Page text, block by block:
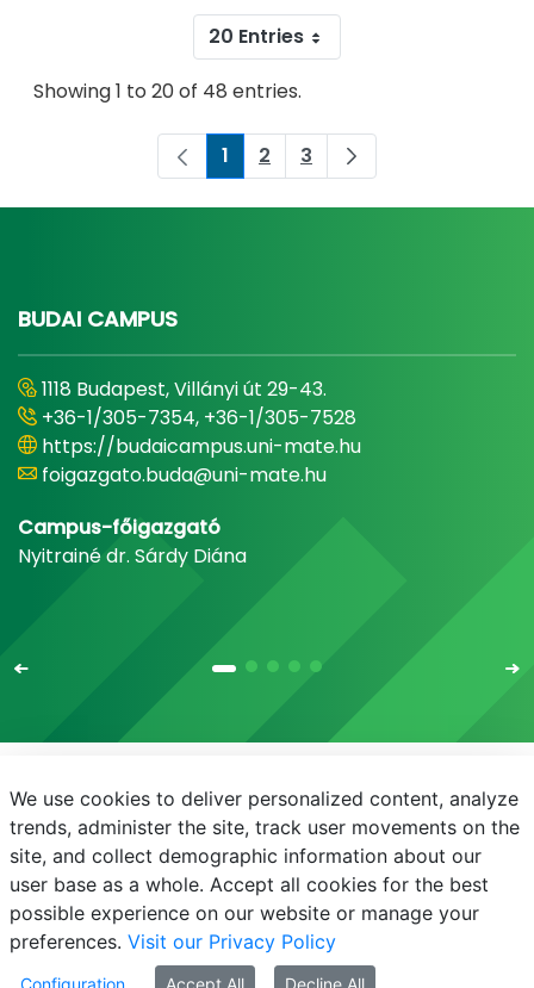
20 Entries
Showing 1 to 20 of 48 entries.
Page
1 Page
2 Page
3
BUDAI CAMPUS
1118 Budapest, Villányi út 29-43.
+36-1/305-7354, +36-1/305-7528
https://budaicampus.uni-mate.hu
foigazgato.buda@uni-mate.hu
Campus-főigazgató
Nyitrainé dr. Sárdy Diána
E-mail Telefonkönyv NEPTUN
E-learning
Bejelentkezés
Adatvédelem
We use cookies to deliver personalized content, analyze
trends, administer the site, track user movements on the
site, and collect demographic information about our
user base as a whole. Accept all cookies for the best
possible experience on our website or manage your
preferences. Visit our Privacy Policy
Configuration Accept All Decline All